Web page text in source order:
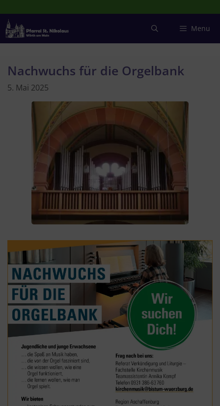
Inhalt
springen
Menu
Nachwuchs für die Orgelbank
5. Mai 2025